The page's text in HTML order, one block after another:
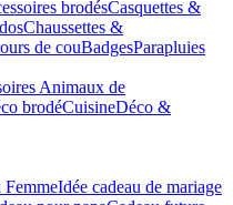
brodésCasquettes &
Chaussettes &
de couBadgesParapluies
Animaux de
brodéCuisineDéco &
FemmeIdée cadeau de mariage​